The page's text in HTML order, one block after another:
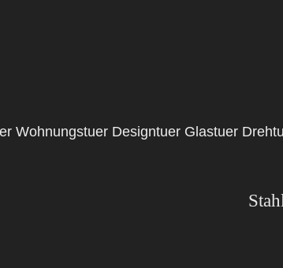
Wohnungstuer Designtuer Glastuer